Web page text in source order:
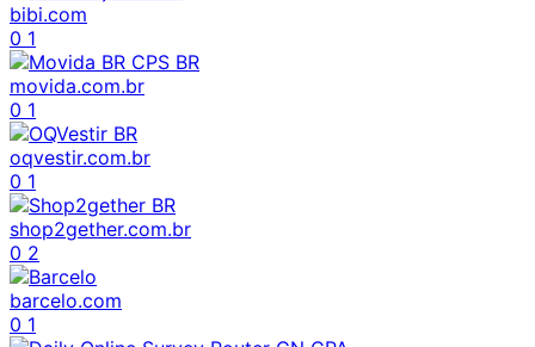
bibi.com
0 1
movida.com.br
0 1
oqvestir.com.br
0 1
shop2gether.com.br
0 2
barcelo.com
0 1